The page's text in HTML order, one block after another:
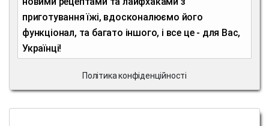
приготування їжі, вдосконалюємо його
функціонал, та багато іншого, і все це - для Вас,
Українці!
Політика конфіденційності